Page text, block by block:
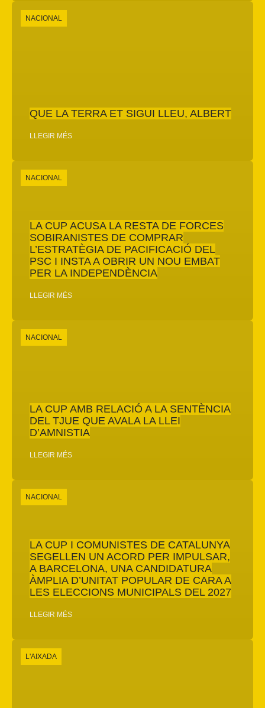
QUE LA TERRA ET SIGUI LLEU, ALBERT
LLEGIR MÉS
NACIONAL
LA CUP ACUSA LA RESTA DE FORCES
SOBIRANISTES DE COMPRAR
L’ESTRATÈGIA DE PACIFICACIÓ DEL
PSC I INSTA A OBRIR UN NOU EMBAT
PER LA INDEPENDÈNCIA
LLEGIR MÉS
NACIONAL
LA CUP AMB RELACIÓ A LA SENTÈNCIA
DEL TJUE QUE AVALA LA LLEI
D’AMNISTIA
LLEGIR MÉS
NACIONAL
LA CUP I COMUNISTES DE CATALUNYA
SEGELLEN UN ACORD PER IMPULSAR,
A BARCELONA, UNA CANDIDATURA
ÀMPLIA D’UNITAT POPULAR DE CARA A
LES ELECCIONS MUNICIPALS DEL 2027
LLEGIR MÉS
NACIONAL
L'AIXADA